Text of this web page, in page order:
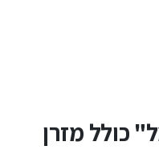
כולל מזרן